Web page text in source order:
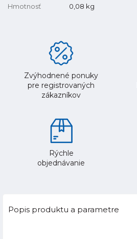
Hmotnosť
0,08 kg
Zvýhodnené ponuky
pre registrovaných
zákazníkov
Rýchle
objednávanie
Popis produktu a parametre